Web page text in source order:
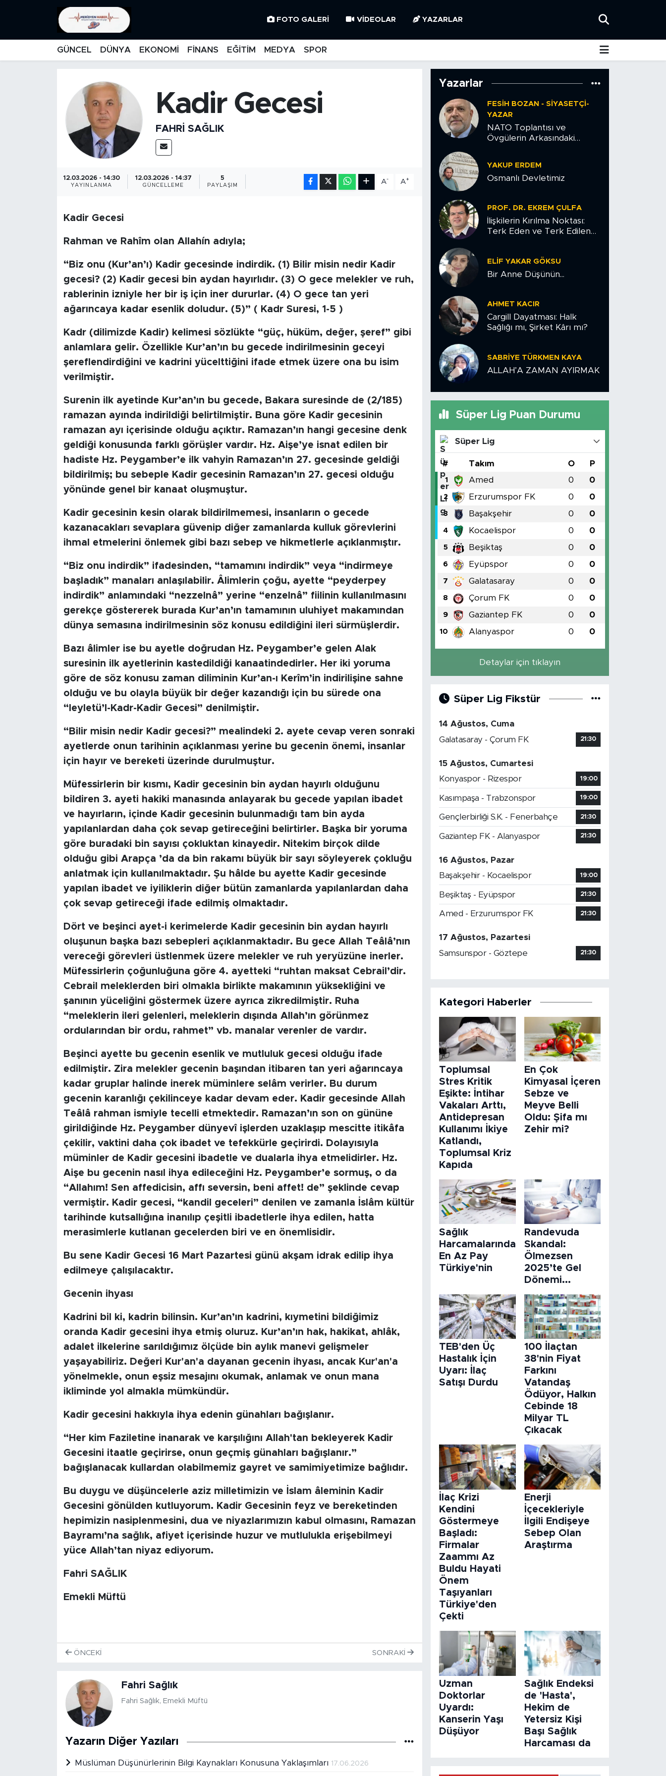
FOTO GALERI VIDEOLAR YAZARLAR
GÜNCEL DÜNYA EKONOMİ FİNANS EĞİTİM MEDYA SPOR
Kadir Gecesi
FAHRI SAĞLIK
12.03.2026 - 14:30
YAYINLANMA
12.03.2026 - 14:37
GÜNCELLEME
5
PAYLAŞIM
A- A+
Kadir Gecesi
Rahman ve Rahîm olan Allah´ın adıyla;
“Biz onu (Kur’an’ı) Kadir gecesinde indirdik. (1) Bilir misin nedir Kadir
gecesi? (2) Kadir gecesi bin aydan hayırlıdır. (3) O gece melekler ve ruh,
rablerinin izniyle her bir iş için iner dururlar. (4) O gece tan yeri
ağarıncaya kadar esenlik doludur. (5)” ( Kadr Suresi, 1-5 )
Kadr (dilimizde Kadir) kelimesi sözlükte “güç, hüküm, değer, şeref” gibi
anlamlara gelir. Özellikle Kur’an’ın bu gecede indirilmesinin geceyi
şereflendirdiğini ve kadrini yücelttiğini ifade etmek üzere ona bu isim
verilmiştir.
Surenin ilk ayetinde Kur’an’ın bu gecede, Bakara suresinde de (2/185)
ramazan ayında indirildiği belirtilmiştir. Buna göre Kadir gecesinin
ramazan ayı içerisinde olduğu açıktır. Ramazan’ın hangi gecesine denk
geldiği konusunda farklı görüşler vardır. Hz. Aişe’ye isnat edilen bir
hadiste Hz. Peygamber’e ilk vahyin Ramazan’ın 27. gecesinde geldiği
bildirilmiş; bu sebeple Kadir gecesinin Ramazan’ın 27. gecesi olduğu
yönünde genel bir kanaat oluşmuştur.
Kadir gecesinin kesin olarak bildirilmemesi, insanların o gecede
kazanacakları sevaplara güvenip diğer zamanlarda kulluk görevlerini
ihmal etmelerini önlemek gibi bazı sebep ve hikmetlerle açıklanmıştır.
“Biz onu indirdik” ifadesinden, “tamamını indirdik” veya “indirmeye
başladık” manaları anlaşılabilir. Âlimlerin çoğu, ayette “peyderpey
indirdik” anlamındaki “nezzelnâ” yerine “enzelnâ” fiilinin kullanılmasını
gerekçe göstererek burada Kur’an’ın tamamının uluhiyet makamından
dünya semasına indirilmesinin söz konusu edildiğini ileri sürmüşlerdir.
Bazı âlimler ise bu ayetle doğrudan Hz. Peygamber’e gelen Alak
suresinin ilk ayetlerinin kastedildiği kanaatindedirler. Her iki yoruma
göre de söz konusu zaman diliminin Kur’an-ı Kerîm’in indirilişine sahne
olduğu ve bu olayla büyük bir değer kazandığı için bu sürede ona
“leyletü’l-Kadr-Kadir Gecesi” denilmiştir.
“Bilir misin nedir Kadir gecesi?” mealindeki 2. ayete cevap veren sonraki
ayetlerde onun tarihinin açıklanması yerine bu gecenin önemi, insanlar
için hayır ve bereketi üzerinde durulmuştur.
Müfessirlerin bir kısmı, Kadir gecesinin bin aydan hayırlı olduğunu
bildiren 3. ayeti hakiki manasında anlayarak bu gecede yapılan ibadet
ve hayırların, içinde Kadir gecesinin bulunmadığı tam bin ayda
yapılanlardan daha çok sevap getireceğini belirtirler. Başka bir yoruma
göre buradaki bin sayısı çokluktan kinayedir. Nitekim birçok dilde
olduğu gibi Arapça ’da da bin rakamı büyük bir sayı söyleyerek çokluğu
anlatmak için kullanılmaktadır. Şu hâlde bu ayette Kadir gecesinde
yapılan ibadet ve iyiliklerin diğer bütün zamanlarda yapılanlardan daha
çok sevap getireceği ifade edilmiş olmaktadır.
Dört ve beşinci ayet-i kerimelerde Kadir gecesinin bin aydan hayırlı
oluşunun başka bazı sebepleri açıklanmaktadır. Bu gece Allah Teâlâ’nın
vereceği görevleri üstlenmek üzere melekler ve ruh yeryüzüne inerler.
Müfessirlerin çoğunluğuna göre 4. ayetteki “ruhtan maksat Cebrail’dir.
Cebrail meleklerden biri olmakla birlikte makamının yüksekliğini ve
şanının yüceliğini göstermek üzere ayrıca zikredilmiştir. Ruha
“meleklerin ileri gelenleri, meleklerin dışında Allah’ın görünmez
ordularından bir ordu, rahmet” vb. manalar verenler de vardır.
Beşinci ayette bu gecenin esenlik ve mutluluk gecesi olduğu ifade
edilmiştir. Zira melekler gecenin başından itibaren tan yeri ağarıncaya
kadar gruplar halinde inerek müminlere selâm verirler. Bu durum
gecenin karanlığı çekilinceye kadar devam eder. Kadir gecesinde Allah
Teâlâ rahman ismiyle tecelli etmektedir. Ramazan’ın son on gününe
girildiğinde Hz. Peygamber dünyevî işlerden uzaklaşıp mescitte itikâfa
çekilir, vaktini daha çok ibadet ve tefekkürle geçirirdi. Dolayısıyla
müminler de Kadir gecesini ibadetle ve dualarla ihya etmelidirler. Hz.
Aişe bu gecenin nasıl ihya edileceğini Hz. Peygamber’e sormuş, o da
“Allahım! Sen affedicisin, affı seversin, beni affet! de” şeklinde cevap
vermiştir. Kadir gecesi, “kandil geceleri” denilen ve zamanla İslâm kültür
tarihinde kutsallığına inanılıp çeşitli ibadetlerle ihya edilen, hatta
merasimlerle kutlanan gecelerden biri ve en önemlisidir.
Bu sene Kadir Gecesi 16 Mart Pazartesi günü akşam idrak edilip ihya
edilmeye çalışılacaktır.
Gecenin ihyası
Kadrini bil ki, kadrin bilinsin. Kur’an’ın kadrini, kıymetini bildiğimiz
oranda Kadir gecesini ihya etmiş oluruz. Kur’an’ın hak, hakikat, ahlâk,
adalet ilkelerine sarıldığımız ölçüde bin aylık manevi gelişmeler
yaşayabiliriz. Değeri Kur'an'a dayanan gecenin ihyası, ancak Kur'an'a
yönelmekle, onun eşsiz mesajını okumak, anlamak ve onun mana
ikliminde yol almakla mümkündür.
Kadir gecesini hakkıyla ihya edenin günahları bağışlanır.
“Her kim Faziletine inanarak ve karşılığını Allah'tan bekleyerek Kadir
Gecesini itaatle geçirirse, onun geçmiş günahları bağışlanır.”
bağışlanacak kullardan olabilmemiz gayret ve samimiyetimize bağlıdır.
Bu duygu ve düşüncelerle aziz milletimizin ve İslam âleminin Kadir
Gecesini gönülden kutluyorum. Kadir Gecesinin feyz ve bereketinden
hepimizin nasiplenmesini, dua ve niyazlarımızın kabul olmasını, Ramazan
Bayramı’na sağlık, afiyet içerisinde huzur ve mutlulukla erişebilmeyi
yüce Allah’tan niyaz ediyorum.
Fahri SAĞLIK
Emekli Müftü
ÖNCEKI SONRAKI
Fahri Sağlık
Fahri Sağlık, Emekli Müftü
Yazarın Diğer Yazıları
Müslüman Düşünürlerinin Bilgi Kaynakları Konusuna Yaklaşımları 17.06.2026
Yazarlar
FESIH BOZAN - SIYASETÇI-
YAZAR
NATO Toplantısı ve
Övgülerin Arkasındaki
YAKUP ERDEM
Osmanlı Devletimiz
PROF. DR. EKREM ÇULFA
İlişkilerin Kırılma Noktası:
Terk Eden ve Terk Edilen
ELIF YAKAR GÖKSU
Bir Anne Düşünün...
AHMET KACIR
Cargill Dayatması: Halk
Sağlığı mı, Şirket Kârı mı?
SABRIYE TÜRKMEN KAYA
ALLAH’A ZAMAN AYIRMAK
Süper Lig Puan Durumu
Süper Lig
# Takım O P
1 Amed 0 0
2 Erzurumspor FK 0 0
3 Başakşehir 0 0
4 Kocaelispor 0 0
5 Beşiktaş 0 0
6 Eyüpspor 0 0
7 Galatasaray 0 0
8 Çorum FK 0 0
9 Gaziantep FK 0 0
10 Alanyaspor 0 0
Detaylar için tıklayın
Süper Lig Fikstür
14 Ağustos, Cuma
Galatasaray - Çorum FK
21:30
15 Ağustos, Cumartesi
Konyaspor - Rizespor
19:00
Kasımpaşa - Trabzonspor 19:00
Gençlerbirliği S.K. - Fenerbahçe 21:30
Gaziantep FK - Alanyaspor 21:30
16 Ağustos, Pazar
Başakşehir - Kocaelispor
19:00
Beşiktaş - Eyüpspor 21:30
Amed - Erzurumspor FK 21:30
17 Ağustos, Pazartesi
Samsunspor - Göztepe
21:30
Kategori Haberler
Toplumsal
Stres Kritik
Eşikte: İntihar
Vakaları Arttı,
Antidepresan
Kullanımı İkiye
Katlandı,
Toplumsal Kriz
Kapıda
En Çok
Kimyasal İçeren
Sebze ve
Meyve Belli
Oldu: Şifa mı
Zehir mi?
Sağlık
Harcamalarında
En Az Pay
Türkiye'nin
Randevuda
Skandal:
Ölmezsen
2025’te Gel
Dönemi...
TEB'den Üç
Hastalık İçin
Uyarı: İlaç
Satışı Durdu
100 İlaçtan
38'nin Fiyat
Farkını
Vatandaş
Ödüyor, Halkın
Cebinde 18
Milyar TL
Çıkacak
İlaç Krizi
Kendini
Göstermeye
Başladı:
Firmalar
Zaammı Az
Buldu Hayati
Önem
Taşıyanları
Türkiye'den
Çekti
Enerji
İçecekleriyle
İlgili Endişeye
Sebep Olan
Araştırma
Uzman
Doktorlar
Uyardı:
Kanserin Yaşı
Düşüyor
Sağlık Endeksi
de 'Hasta',
Hekim de
Yetersiz Kişi
Başı Sağlık
Harcaması da
EĞİTİM
KARİKATÜR
BİLİM-TEKNOLOJİ
RÖPÖRTAJ
NOSTALJİ
YAZARLAR
POLİTİKA
EKONOMİ
KÜLTÜR SANAT
TARİHTEN GÜNÜMÜZE
SİYASET
MEDYA KÖŞESİ
FOTO GALERİ
ALINTI YAZARLAR
Hava Durumu
İstanbul Namaz Vakitleri
Trafik Durumu
Süper Lig Puan Durumu ve Fikstür
Son Dakika Haberleri
Haber Arşivi